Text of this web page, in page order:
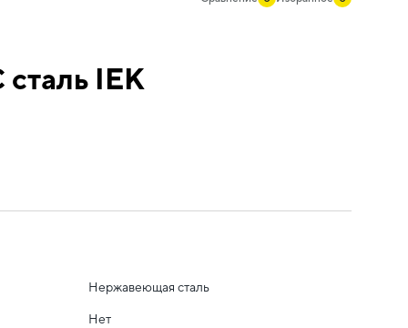
IEK
Нержавеющая сталь
Нет